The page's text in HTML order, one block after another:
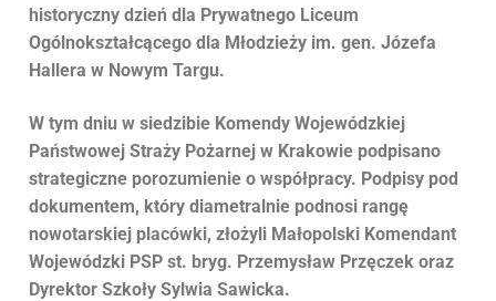
historyczny dzień dla Prywatnego Liceum
Ogólnokształcącego dla Młodzieży im. gen. Józefa
Hallera w Nowym Targu.
W tym dniu w siedzibie Komendy Wojewódzkiej
Państwowej Straży Pożarnej w Krakowie podpisano
strategiczne porozumienie o współpracy. Podpisy pod
dokumentem, który diametralnie podnosi rangę
nowotarskiej placówki, złożyli Małopolski Komendant
Wojewódzki PSP st. bryg. Przemysław Przęczek oraz
Dyrektor Szkoły Sylwia Sawicka.